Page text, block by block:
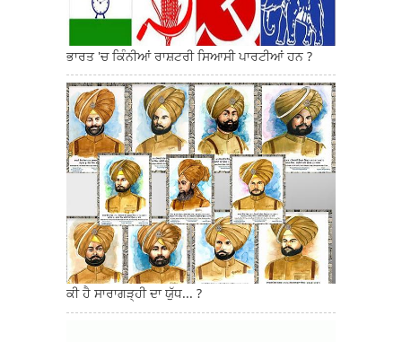
ਭਾਰਤ 'ਚ ਕਿੰਨੀਆਂ ਰਾਸ਼ਟਰੀ ਸਿਆਸੀ ਪਾਰਟੀਆਂ ਹਨ ?
ਕੀ ਹੈ ਸਾਰਾਗੜ੍ਹੀ ਦਾ ਯੁੱਧ... ?